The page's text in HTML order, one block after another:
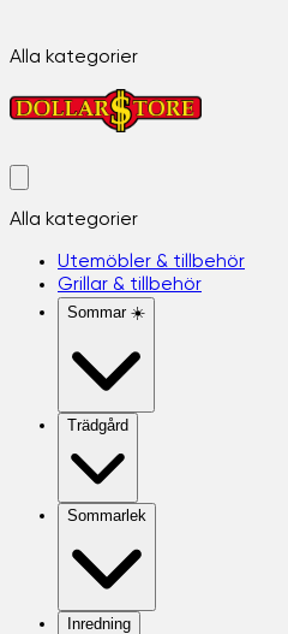
Alla kategorier
Alla kategorier
Utemöbler & tillbehör
Grillar & tillbehör
Sommar ☀️
Trädgård
Sommarlek
Inredning